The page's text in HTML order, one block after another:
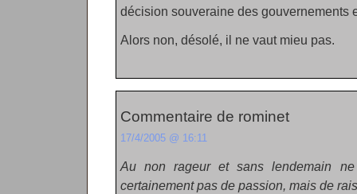
décision souveraine des gouvernements
Alors non, désolé, il ne vaut mieu pas.
Commentaire de rominet
17/4/2005 @ 16:11
Au non rageur et sans lendemain
certainement pas de passion, mais de